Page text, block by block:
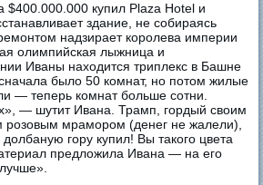
$400.000.000 купил Plaza Hotel и
здание, не собираясь
надзирает королева империи
олимпийская лыжница и
Иваны находится триплекс в Башне
было 50 комнат, но потом жилые
— теперь комнат больше сотни.
— шутит Ивана. Трамп, гордый своим
мрамором (денег не жалели),
гору купил! Вы такого цвета
предложила Ивана — на его